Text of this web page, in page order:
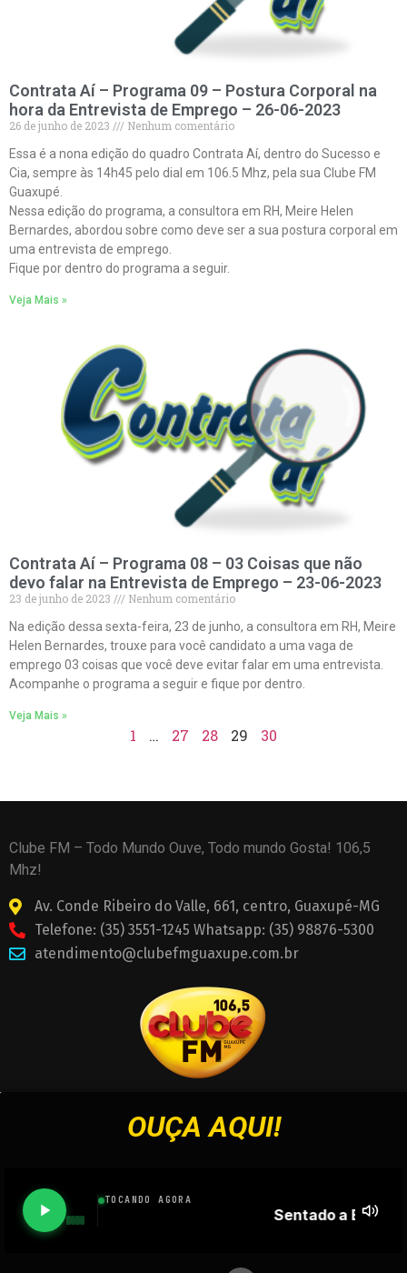
Contrata Aí – Programa 09 – Postura Corporal na
hora da Entrevista de Emprego – 26-06-2023
26 de junho de 2023
Nenhum comentário
Essa é a nona edição do quadro Contrata Aí, dentro do Sucesso e
Cia, sempre às 14h45 pelo dial em 106.5 Mhz, pela sua Clube FM
Guaxupé.
Nessa edição do programa, a consultora em RH, Meire Helen
Bernardes, abordou sobre como deve ser a sua postura corporal em
uma entrevista de emprego.
Fique por dentro do programa a seguir.
Veja Mais »
Contrata Aí – Programa 08 – 03 Coisas que não
devo falar na Entrevista de Emprego – 23-06-2023
23 de junho de 2023
Nenhum comentário
Na edição dessa sexta-feira, 23 de junho, a consultora em RH, Meire
Helen Bernardes, trouxe para você candidato a uma vaga de
emprego 03 coisas que você deve evitar falar em uma entrevista.
Acompanhe o programa a seguir e fique por dentro.
Veja Mais »
1 … 27 28 29 30
Clube FM – Todo Mundo Ouve, Todo mundo Gosta! 106,5
Mhz!
Av. Conde Ribeiro do Valle, 661, centro, Guaxupé-MG
Telefone: (35) 3551-1245 Whatsapp: (35) 98876-5300
atendimento@clubefmguaxupe.com.br
OUÇA AQUI!